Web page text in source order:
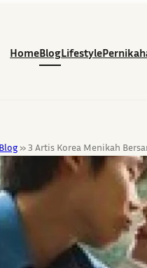
HomeBlogLifestyle
Blog»3 Artis Korea Menikah